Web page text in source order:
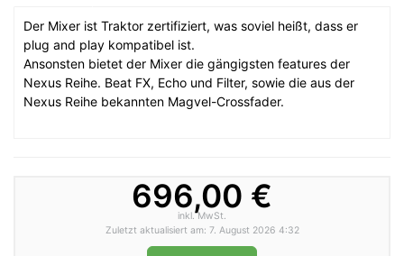
Der Mixer ist Traktor zertifiziert, was soviel heißt, dass er
plug and play kompatibel ist.
Ansonsten bietet der Mixer die gängigsten features der
Nexus Reihe. Beat FX, Echo und Filter, sowie die aus der
Nexus Reihe bekannten Magvel-Crossfader.
696,00 €
inkl. MwSt.
Zuletzt aktualisiert am: 7. August 2026 4:32